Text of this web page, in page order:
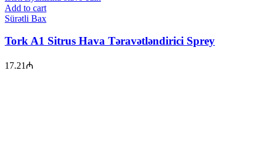
Add to cart
Sürətli Bax
Tork A1 Sitrus Hava Təravətləndirici Sprey
17.21 ₼